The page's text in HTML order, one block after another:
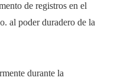
de registros en el
al poder duradero de la
durante la